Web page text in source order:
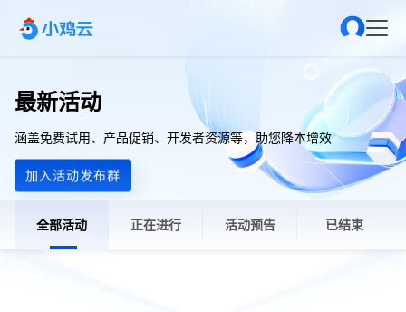
最新活动
涵盖免费试用、产品促销、开发者资源等，助您降本增效
加入活动发布群
全部活动 正在进行 活动预告 已结束